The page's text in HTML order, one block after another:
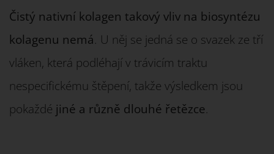
Čistý nativní kolagen takový vliv na biosyntézu
kolagenu nemá. U něj se jedná se o svazek ze tří
vláken, která podléhají v trávicím traktu
nespecifickému štěpení, takže výsledkem jsou
pokaždé jiné a různě dlouhé řetězce.